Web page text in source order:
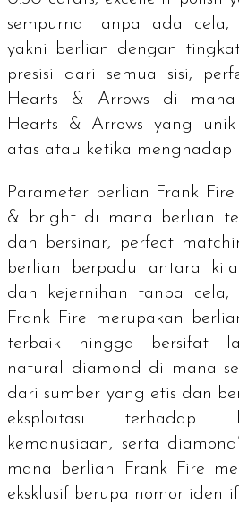
sempurna tanpa ada cela,
yakni berlian dengan
presisi dari semua sisi,
Hearts & Arrows di
Hearts & Arrowsyang
atas atau ketika menghadap
Parameter berlian Frank
& bright di mana berlian
dan bersinar,
perfect
berlian berpadu antara
dan kejernihan tanpa cela,
Frank Fire merupakan
terbaik hingga bersifat
natural diamond di mana
dari sumber yang etis dan
eksploitasi terhadap
kemanusiaan, serta
mana berlian Frank Fire
eksklusif berupa nomor